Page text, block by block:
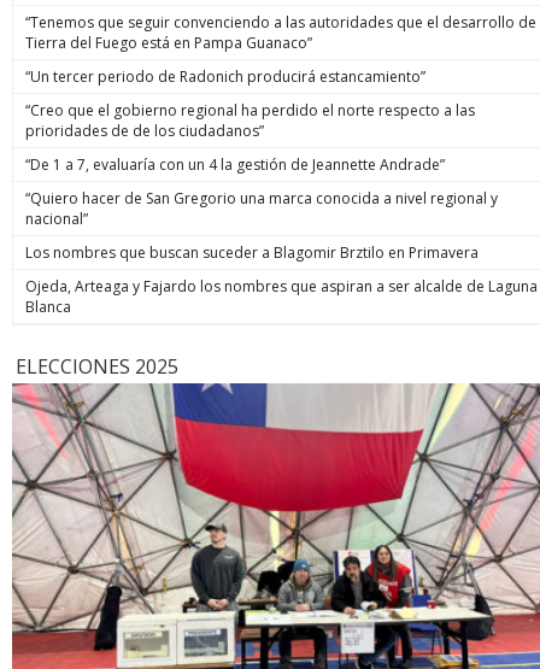
“Tenemos que seguir convenciendo a las autoridades que el desarrollo de
Tierra del Fuego está en Pampa Guanaco”
“Un tercer periodo de Radonich producirá estancamiento”
“Creo que el gobierno regional ha perdido el norte respecto a las
prioridades de de los ciudadanos”
“De 1 a 7, evaluaría con un 4 la gestión de Jeannette Andrade”
“Quiero hacer de San Gregorio una marca conocida a nivel regional y
nacional”
Los nombres que buscan suceder a Blagomir Brztilo en Primavera
Ojeda, Arteaga y Fajardo los nombres que aspiran a ser alcalde de Laguna
Blanca
ELECCIONES 2025